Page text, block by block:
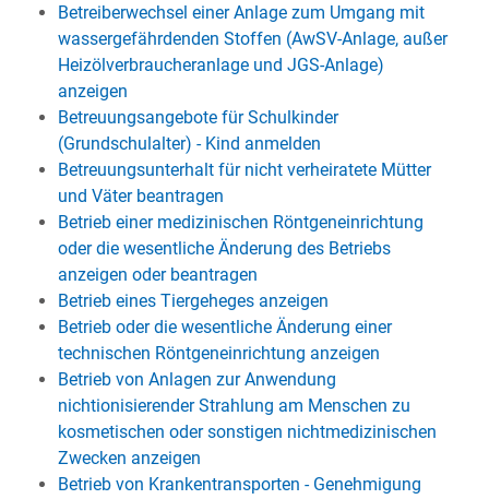
Betreiberwechsel einer Anlage zum Umgang mit
wassergefährdenden Stoffen (AwSV-Anlage, außer
Heizölverbraucheranlage und JGS-Anlage)
anzeigen
Betreuungsangebote für Schulkinder
(Grundschulalter) - Kind anmelden
Betreuungsunterhalt für nicht verheiratete Mütter
und Väter beantragen
Betrieb einer medizinischen Röntgeneinrichtung
oder die wesentliche Änderung des Betriebs
anzeigen oder beantragen
Betrieb eines Tiergeheges anzeigen
Betrieb oder die wesentliche Änderung einer
technischen Röntgeneinrichtung anzeigen
Betrieb von Anlagen zur Anwendung
nichtionisierender Strahlung am Menschen zu
kosmetischen oder sonstigen nichtmedizinischen
Zwecken anzeigen
Betrieb von Krankentransporten - Genehmigung